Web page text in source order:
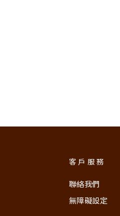
客戶服務
聯絡我們
無障礙設定